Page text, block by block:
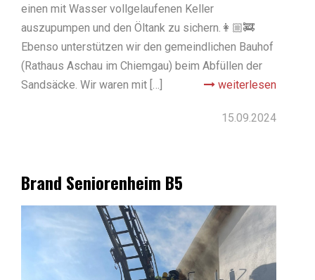
einen mit Wasser vollgelaufenen Keller
auszupumpen und den Öltank zu sichern.👩🏼‍🚒
Ebenso unterstützen wir den gemeindlichen Bauhof
(Rathaus Aschau im Chiemgau) beim Abfüllen der
Sandsäcke. Wir waren mit […]
weiterlesen
15.09.2024
Brand Seniorenheim B5